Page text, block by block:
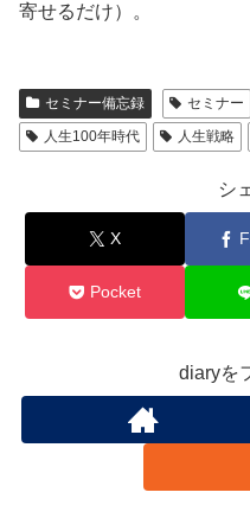
寄せるだけ）。
セミナー備忘録 セミナー
人生100年時代
人生戦略
シ
X
Pocket
diaryを